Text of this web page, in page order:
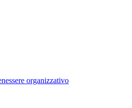
organizzativo